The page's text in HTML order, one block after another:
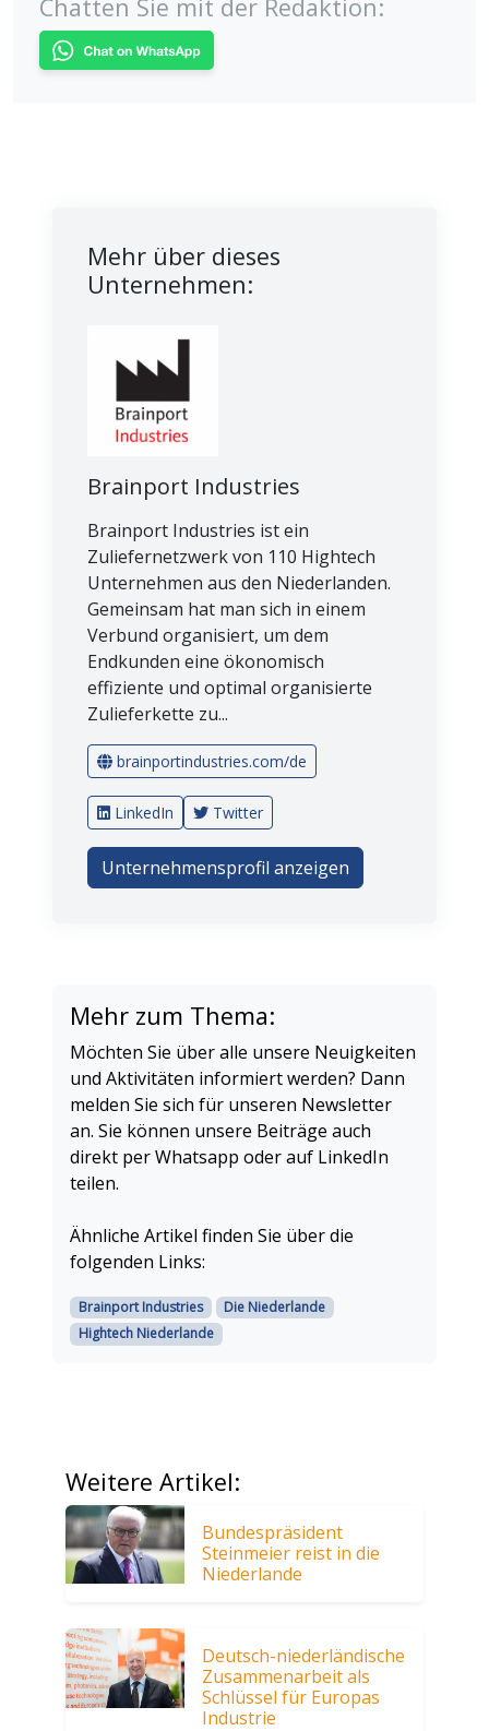
Chatten Sie mit der Redaktion:
Mehr über dieses
Unternehmen:
Brainport Industries
Brainport Industries ist ein
Zuliefernetzwerk von 110 Hightech
Unternehmen aus den Niederlanden.
Gemeinsam hat man sich in einem
Verbund organisiert, um dem
Endkunden eine ökonomisch
effiziente und optimal organisierte
Zulieferkette zu...
brainportindustries.com/de
LinkedIn Twitter
Unternehmensprofil anzeigen
Mehr zum Thema:
Möchten Sie über alle unsere Neuigkeiten
und Aktivitäten informiert werden? Dann
melden Sie sich für unseren Newsletter
an. Sie können unsere Beiträge auch
direkt per Whatsapp oder auf LinkedIn
teilen.
Ähnliche Artikel finden Sie über die
folgenden Links:
Brainport Industries
Die Niederlande
Hightech Niederlande
Weitere Artikel:
Bundespräsident
Steinmeier reist in die
Niederlande
Deutsch-niederländische
Zusammenarbeit als
Schlüssel für Europas
Industrie